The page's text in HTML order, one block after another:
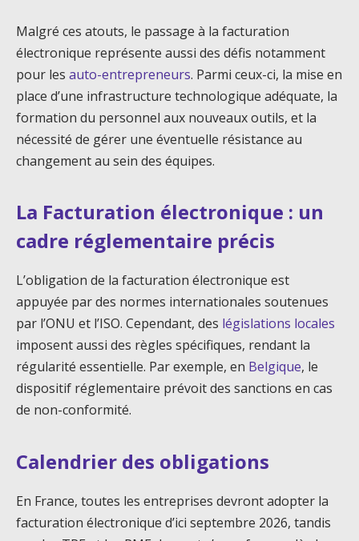
Malgré ces atouts, le passage à la facturation
électronique représente aussi des défis notamment
pour les auto-entrepreneurs. Parmi ceux-ci, la mise en
place d’une infrastructure technologique adéquate, la
formation du personnel aux nouveaux outils, et la
nécessité de gérer une éventuelle résistance au
changement au sein des équipes.
La Facturation électronique : un
cadre réglementaire précis
L’obligation de la facturation électronique est
appuyée par des normes internationales soutenues
par l’ONU et l’ISO. Cependant, des législations locales
imposent aussi des règles spécifiques, rendant la
régularité essentielle. Par exemple, en Belgique, le
dispositif réglementaire prévoit des sanctions en cas
de non-conformité.
Calendrier des obligations
En France, toutes les entreprises devront adopter la
facturation électronique d’ici septembre 2026, tandis